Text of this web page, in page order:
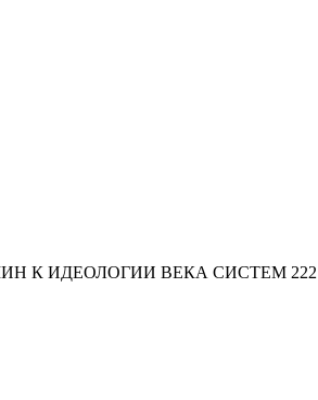
К ИДЕОЛОГИИ ВЕКА СИСТЕМ 222